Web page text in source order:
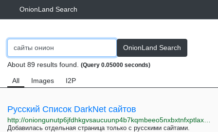
OnionLand Search
OnionLand Search
About 89 results found. (Query 0.05000 seconds)
All Images I2P
Русский Список DarkNet сайтов
Добавилась отдельная страница только с русскими сайтами.